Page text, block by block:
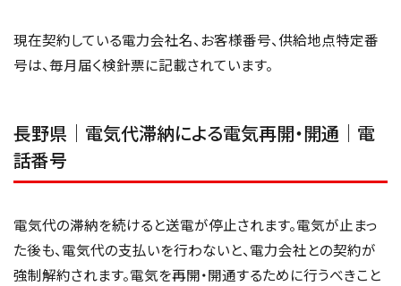
現在契約している電力会社名、お客様番号、供給地点特定番
号は、毎月届く検針票に記載されています。
長野県｜電気代滞納による電気再開・開通｜電
話番号
電気代の滞納を続けると送電が停止されます。電気が止まっ
た後も、電気代の支払いを行わないと、電力会社との契約が
強制解約されます。電気を再開・開通するために行うべきこと